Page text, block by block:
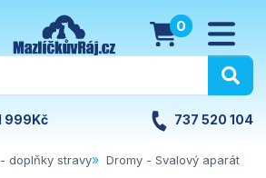
0
999Kč 737 520 104
doplňky stravy Dromy - Svalový aparát